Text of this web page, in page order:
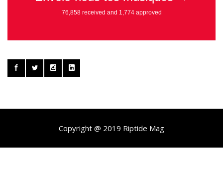
Copyright @ 2019 Riptide Mag